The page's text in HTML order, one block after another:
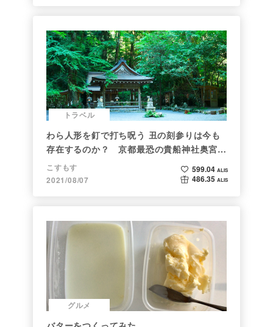
トラベル
わら人形を釘で打ち呪う 丑の刻参りは今も
存在するのか？ 京都最恐の貴船神社奥宮を
調べた
こすもす
2021/08/07
599.04 ALIS
486.35 ALIS
グルメ